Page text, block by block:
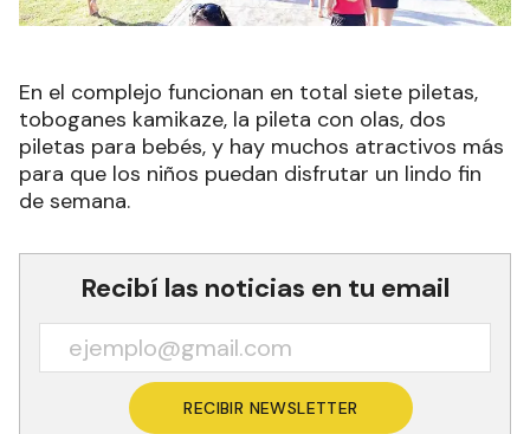
En el complejo funcionan en total siete piletas,
toboganes kamikaze, la pileta con olas, dos
piletas para bebés, y hay muchos atractivos más
para que los niños puedan disfrutar un lindo fin
de semana.
Recibí las noticias en tu email
RECIBIR NEWSLETTER